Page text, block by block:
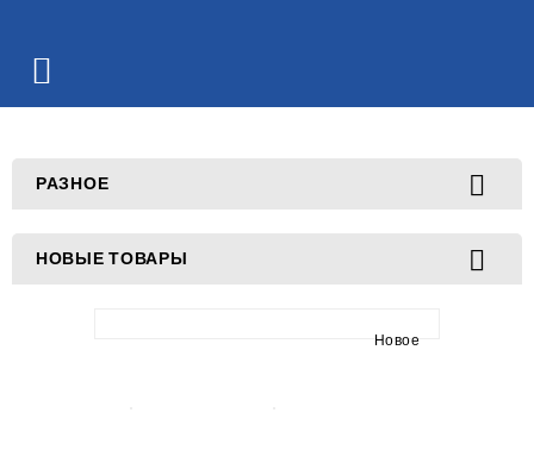

РАЗНОЕ 
НОВЫЕ ТОВАРЫ 
Новое